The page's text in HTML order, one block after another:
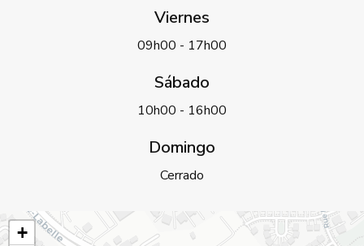
Viernes
09h00 - 17h00
Sábado
10h00 - 16h00
Domingo
Cerrado
+